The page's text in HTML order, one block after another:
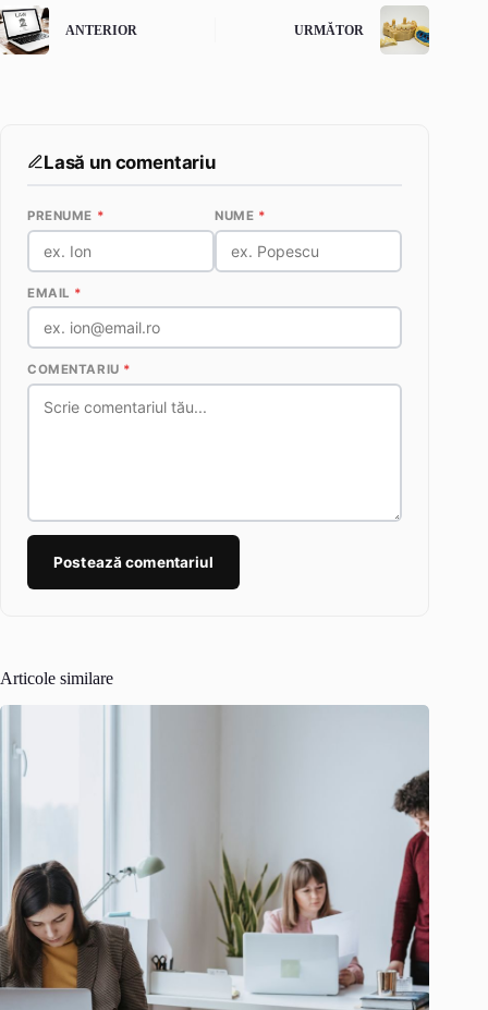
ANTERIOR URMĂTOR
Lasă un comentariu
PRENUME * NUME *
EMAIL *
COMENTARIU *
Postează comentariul
Articole similare